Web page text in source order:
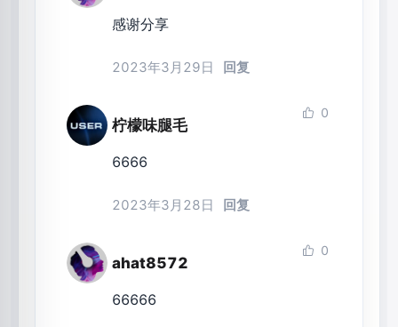
感谢分享
2023年3月29日 回复
柠檬味腿毛
0
6666
2023年3月28日 回复
ahat8572
0
66666